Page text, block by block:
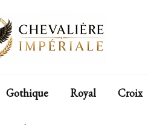
Gothique Royal Croix